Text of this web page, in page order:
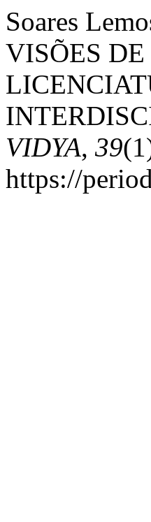
Soares
VISÕES
VIDYA, 39
https://